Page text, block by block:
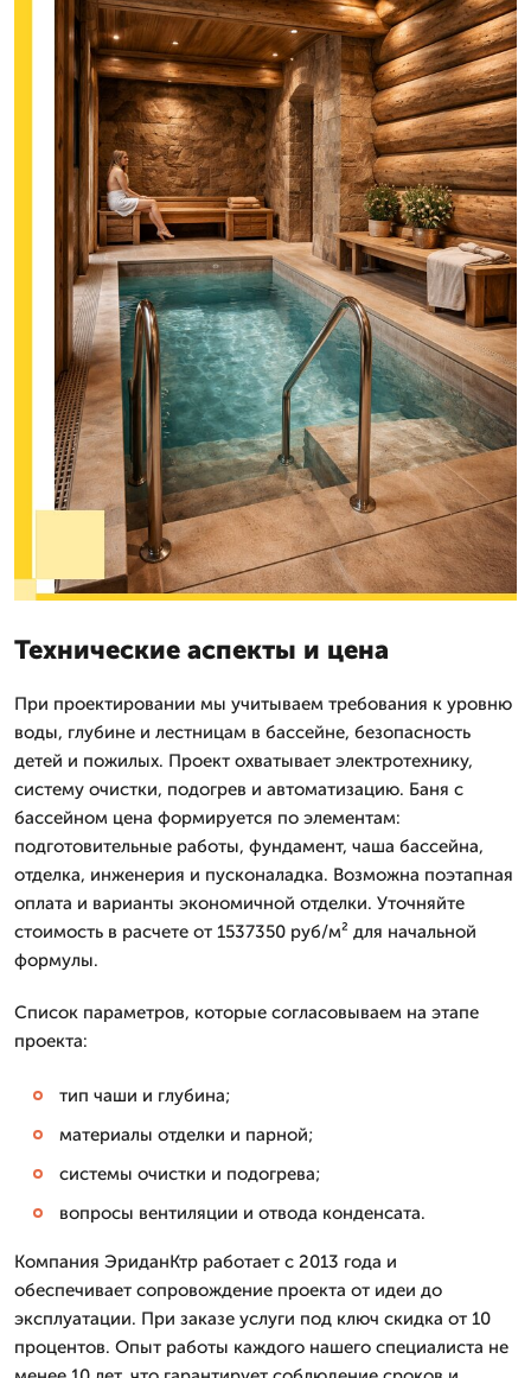
Технические аспекты и цена
При проектировании мы учитываем требования к уровню
воды, глубине и лестницам в бассейне, безопасность
детей и пожилых. Проект охватывает электротехнику,
систему очистки, подогрев и автоматизацию. Баня с
бассейном цена формируется по элементам:
подготовительные работы, фундамент, чаша бассейна,
отделка, инженерия и пусконаладка. Возможна поэтапная
оплата и варианты экономичной отделки. Уточняйте
стоимость в расчете от 1537350 руб/м² для начальной
формулы.
Список параметров, которые согласовываем на этапе
проекта:
тип чаши и глубина;
материалы отделки и парной;
системы очистки и подогрева;
вопросы вентиляции и отвода конденсата.
Компания ЭриданКтр работает с 2013 года и
обеспечивает сопровождение проекта от идеи до
эксплуатации. При заказе услуги под ключ скидка от 10
процентов. Опыт работы каждого нашего специалиста не